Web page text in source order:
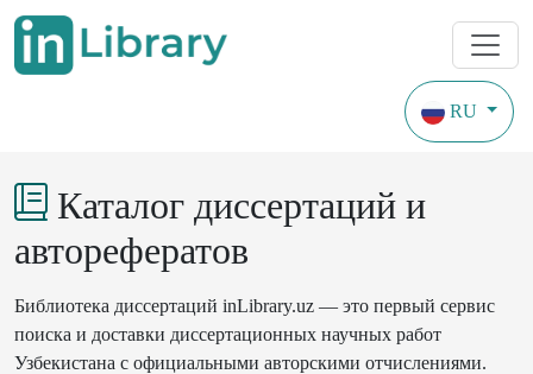
RU
Каталог диссертаций и
авторефератов
Библиотека диссертаций inLibrary.uz — это первый сервис
поиска и доставки диссертационных научных работ
Узбекистана с официальными авторскими отчислениями.